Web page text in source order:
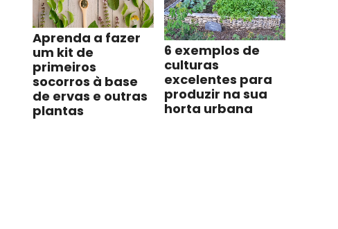
Aprenda a fazer
um kit de
primeiros
socorros à base
de ervas e outras
plantas
6 exemplos de
culturas
excelentes para
produzir na sua
horta urbana